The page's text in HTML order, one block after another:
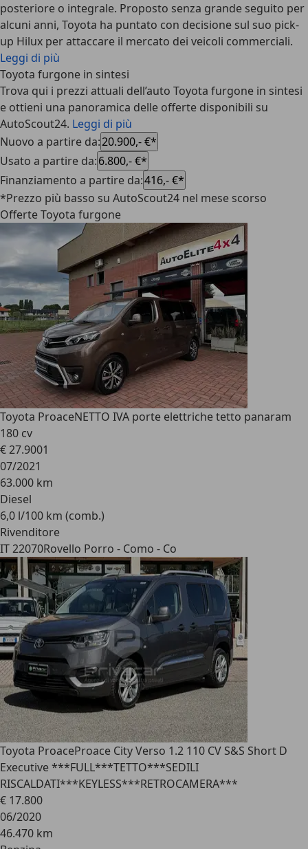
posteriore o integrale. Proposto senza grande seguito per
alcuni anni, Toyota ha puntato con decisione sul suo pick-
up Hilux per attaccare il mercato dei veicoli commerciali.
Leggi di più
Toyota furgone in sintesi
Trova qui i prezzi attuali dell’auto Toyota furgone in sintesi
e ottieni una panoramica delle offerte disponibili su
AutoScout24. Leggi di più
Nuovo a partire da:20.900,- €*
Usato a partire da:6.800,- €*
Finanziamento a partire da:416,- €*
*Prezzo più basso su AutoScout24 nel mese scorso
Offerte Toyota furgone
Toyota ProaceNETTO IVA porte elettriche tetto panaram
180 cv
€ 27.9001
07/2021
63.000 km
Diesel
6,0 l/100 km (comb.)
Rivenditore
IT 22070Rovello Porro - Como - Co
Toyota ProaceProace City Verso 1.2 110 CV S&S Short D
Executive ***FULL***TETTO***SEDILI
RISCALDATI***KEYLESS***RETROCAMERA***
€ 17.800
06/2020
46.470 km